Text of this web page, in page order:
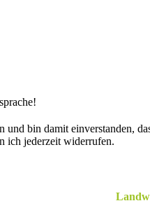
bin damit einverstanden,
ich jederzeit widerrufen.